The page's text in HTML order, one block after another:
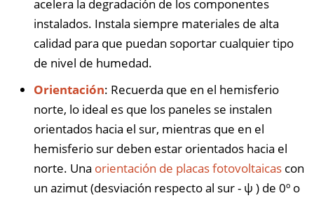
acelera la degradación de los componentes
instalados. Instala siempre materiales de alta
calidad para que puedan soportar cualquier tipo
de nivel de humedad.
Orientación: Recuerda que en el hemisferio
norte, lo ideal es que los paneles se instalen
orientados hacia el sur, mientras que en el
hemisferio sur deben estar orientados hacia el
norte. Una orientación de placas fotovoltaicas con
un azimut (desviación respecto al sur - ψ ) de 0º o